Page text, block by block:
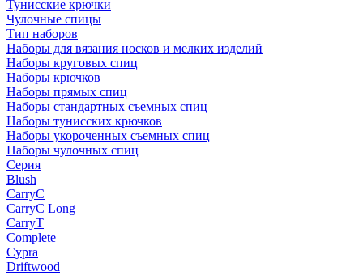
Тунисские крючки
Чулочные спицы
Тип наборов
Наборы для вязания носков и мелких изделий
Наборы круговых спиц
Наборы крючков
Наборы прямых спиц
Наборы стандартных съемных спиц
Наборы тунисских крючков
Наборы укороченных съемных спиц
Наборы чулочных спиц
Серия
Blush
CarryC
CarryC Long
CarryT
Complete
Cypra
Driftwood